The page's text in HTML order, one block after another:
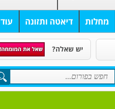
מחלות דיאטה ותזונה עוד
יש שאלה?